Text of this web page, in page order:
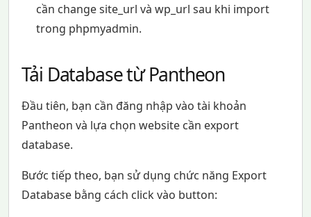
cần change site_url và wp_url sau khi import
trong phpmyadmin.
Tải Database từ Pantheon
Đầu tiên, bạn cần đăng nhập vào tài khoản
Pantheon và lựa chọn website cần export
database.
Bước tiếp theo, bạn sử dụng chức năng Export
Database bằng cách click vào button: